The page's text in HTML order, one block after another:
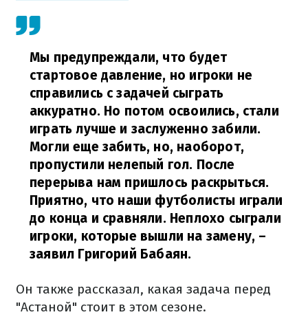
Мы предупреждали, что будет
стартовое давление, но игроки не
справились с задачей сыграть
аккуратно. Но потом освоились, стали
играть лучше и заслуженно забили.
Могли еще забить, но, наоборот,
пропустили нелепый гол. После
перерыва нам пришлось раскрыться.
Приятно, что наши футболисты играли
до конца и сравняли. Неплохо сыграли
игроки, которые вышли на замену, –
заявил Григорий Бабаян.
Он также рассказал, какая задача перед
"Астаной" стоит в этом сезоне.